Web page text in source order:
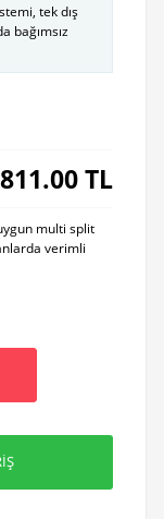
tek dış
bağımsız
TL
multi split
verimli